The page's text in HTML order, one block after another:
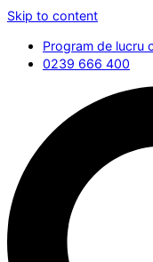
Skip to content
Program de lucru
0239 666 400